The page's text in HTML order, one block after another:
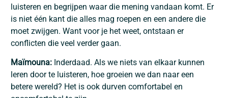
luisteren en begrijpen waar die mening vandaan komt. Er
is niet één kant die alles mag roepen en een andere die
moet zwijgen. Want voor je het weet, ontstaan er
conflicten die veel verder gaan.
Maïmouna: Inderdaad. Als we niets van elkaar kunnen
leren door te luisteren, hoe groeien we dan naar een
betere wereld? Het is ook durven comfortabel en